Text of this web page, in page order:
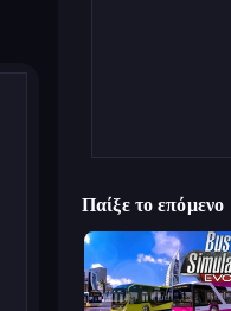
Παίξε το επόμενο